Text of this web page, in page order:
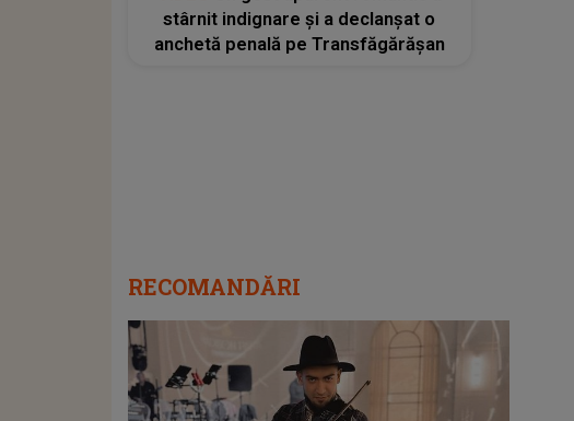
stârnit indignare și a declanșat o
anchetă penală pe Transfăgărășan
RECOMANDĂRI